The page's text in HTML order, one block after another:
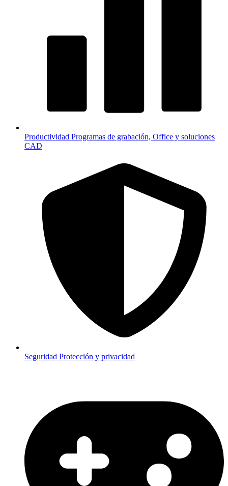
Productividad Programas de grabación, Office y soluciones
CAD
Seguridad Protección y privacidad